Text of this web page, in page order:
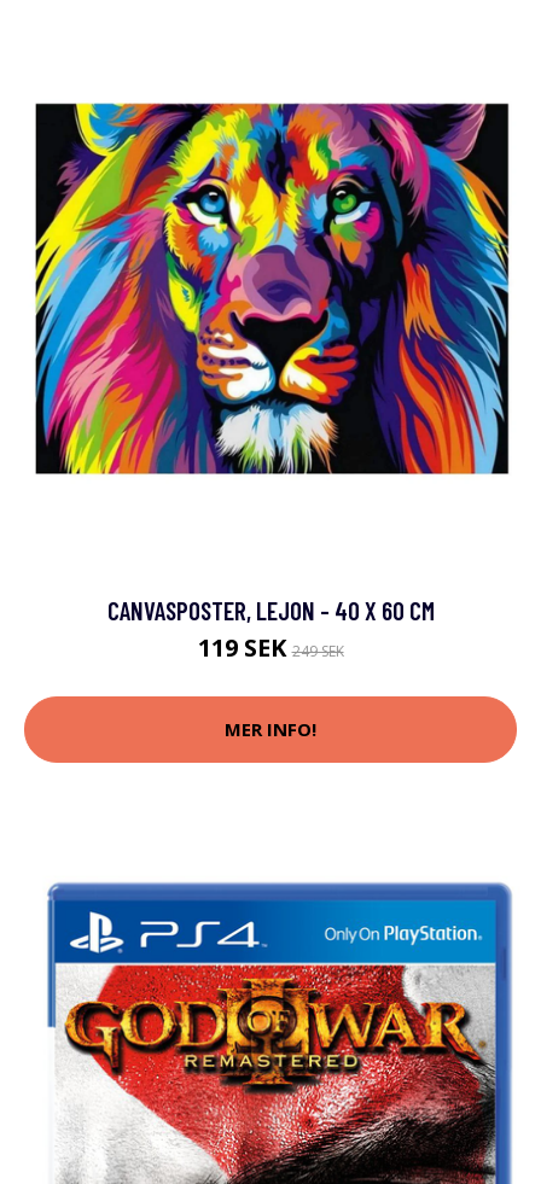
CANVASPOSTER, LEJON - 40 X 60 CM
119 SEK249 SEK
MER INFO!